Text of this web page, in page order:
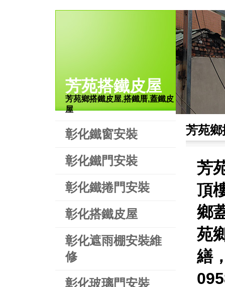
芳苑搭鐵皮屋
芳苑鄉搭鐵皮屋,搭鐵厝,蓋鐵皮
屋
彰化鐵窗安裝
彰化鐵門安裝
彰化鐵捲門安裝
彰化搭鐵皮屋
彰化遮雨棚安裝維
修
彰化玻璃門安裝
芳苑
芳
頂
鄉
苑
繕